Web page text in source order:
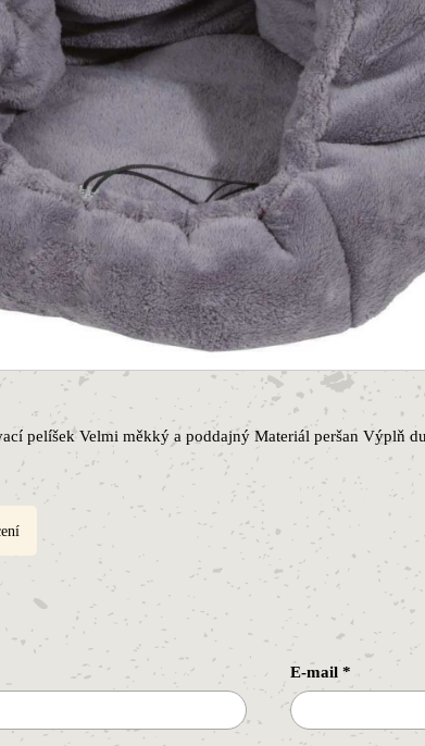
pelíšek Velmi měkký a poddajný Materiál peršan Výplň
E-mail*